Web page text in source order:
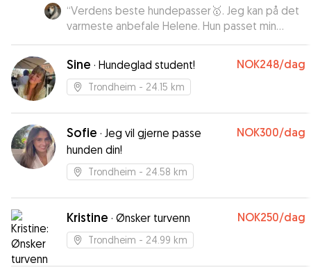
“Verdens beste hundepasser🥇. Jeg kan på det
varmeste anbefale Helene. Hun passet min
Zappa i over en uke og både jeg og Zappa er
superfornøyde. 🫶👌
Sine · Hundeglad student! NOK248/dag
Trondheim - 24.15 km
Sofie · Jeg vil gjerne passe
hunden din!
NOK300/dag
Trondheim - 24.58 km
Kristine · Ønsker turvenn NOK250/dag
Trondheim - 24.99 km